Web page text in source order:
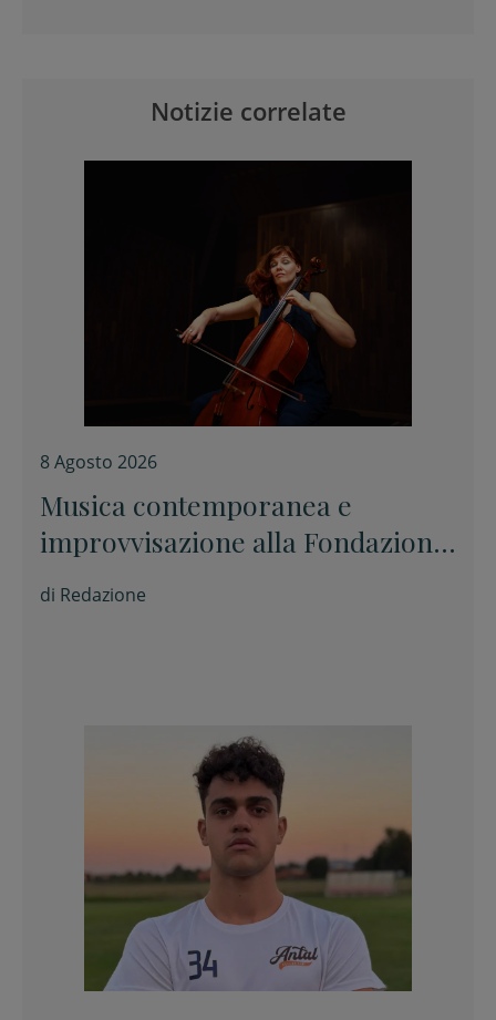
Notizie correlate
8 Agosto 2026
Musica contemporanea e
improvvisazione alla Fondazione
Tito Balestra di Longiano
di Redazione